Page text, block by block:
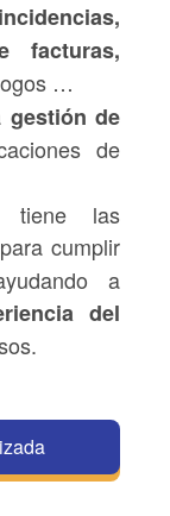
facturas,
…
gestión de
de
tiene las
cumplir
a
del